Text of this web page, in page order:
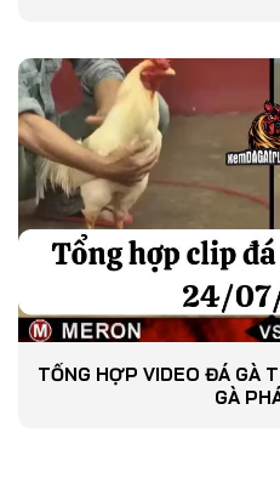
TỔNG HỢP VIDEO ĐÁ
GÀ